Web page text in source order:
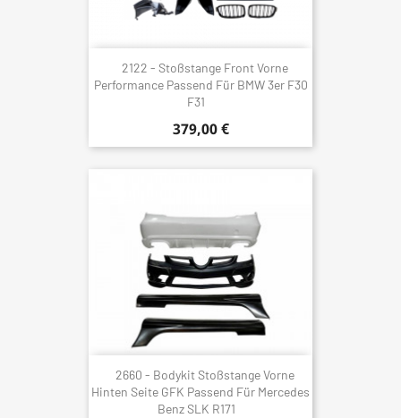
2122 - Stoßstange Front Vorne
Performance Passend Für BMW 3er F30
F31
379,00 €
2660 - Bodykit Stoßstange Vorne
Hinten Seite GFK Passend Für Mercedes
Benz SLK R171